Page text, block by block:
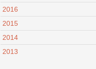
2016
2015
2014
2013